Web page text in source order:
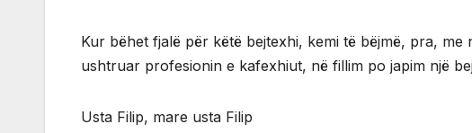
Kur bëhet fjalë për këtë bejtexhi, kemi të bëjmë, pra,
ushtruar profesionin e kafexhiut, në fillim po japim një
Usta Filip, mare usta Filip